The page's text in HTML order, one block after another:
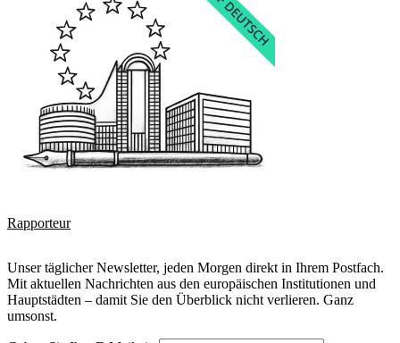
Rapporteur
Unser täglicher Newsletter, jeden Morgen direkt in Ihrem Postfach.
Mit aktuellen Nachrichten aus den europäischen Institutionen und
Hauptstädten – damit Sie den Überblick nicht verlieren. Ganz
umsonst.